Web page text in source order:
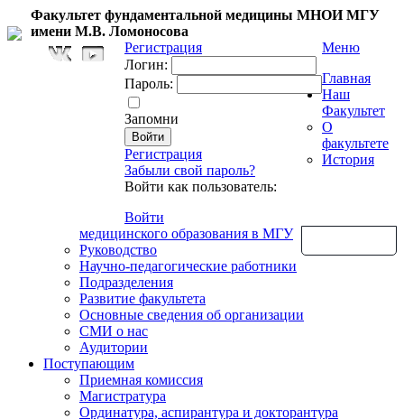
Факультет фундаментальной медицины МНОИ МГУ
имени М.В. Ломоносова
Регистрация
Логин:
Пароль:
Запомни
Регистрация
Забыли свой пароль?
Войти как пользователь:
Войти
Меню
Главная
Наш
Факультет
О
факультете
История
медицинского образования в МГУ
Руководство
Научно-педагогические работники
Подразделения
Развитие факультета
Основные сведения об организации
СМИ о нас
Аудитории
Поступающим
Приемная комиссия
Магистратура
Ординатура, аспирантура и докторантура